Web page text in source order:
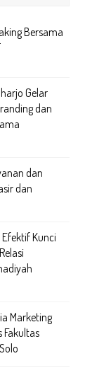
Bersama
Gelar
dan
dan
dan
Kunci
Marketing
Fakultas